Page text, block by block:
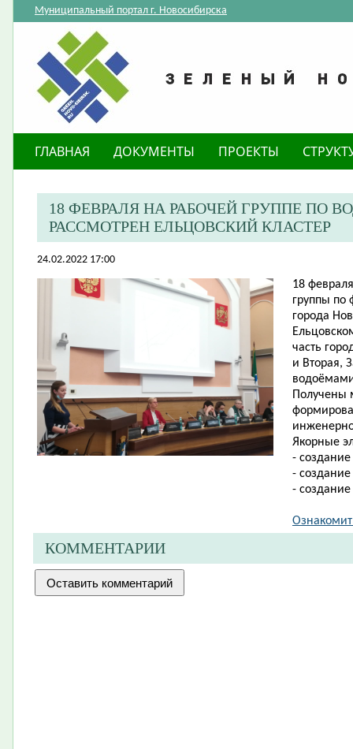
Муниципальный портал г. Новосибирска
ГЛАВНАЯ ДОКУМЕНТЫ ПРОЕКТЫ
18 ФЕВРАЛЯ НА РАБОЧЕЙ ГРУППЕ ПО
РАССМОТРЕН ЕЛЬЦОВСКИЙ КЛАСТЕР
24.02.2022 17:00
​18
группы по
города
часть
и Вторая,
Получены
Якорные
-
- создание
-
КОММЕНТАРИИ